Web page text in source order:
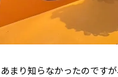
まり知らなかったのです